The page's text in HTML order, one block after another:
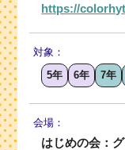
https://
対象：
5年
6年 7年
会場：
はじめの会：